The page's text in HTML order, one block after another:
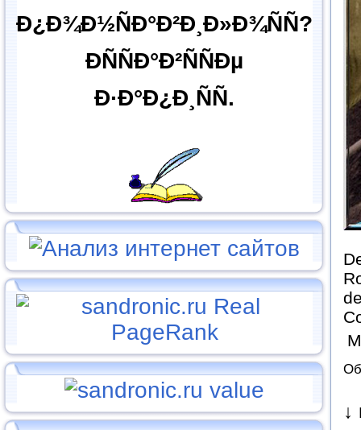
Ð¿Ð¾Ð½ÑÐ°Ð²Ð¸Ð»Ð¾ÑÑ?
ÐÑÑÐ°Ð²ÑÑÐµ
Ð·Ð°Ð¿Ð¸ÑÑ.